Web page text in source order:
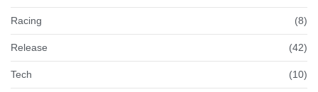
Racing (8)
Release (42)
Tech (10)